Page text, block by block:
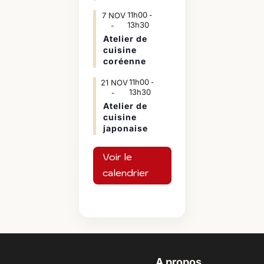
7 NOV11h00-
13h30
Atelier de
cuisine
coréenne
21 NOV11h00-
13h30
Atelier de
cuisine
japonaise
Voir le
calendrier